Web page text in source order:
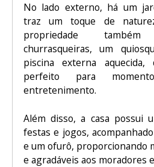
No lado externo, há um
traz um toque de
propriedade
churrasqueiras, um
piscina externa aquecida,
perfeito para
entretenimento.
Além disso, a casa possui
festas e jogos,
e um ofurô, proporcionando
e agradáveis ​​aos moradores